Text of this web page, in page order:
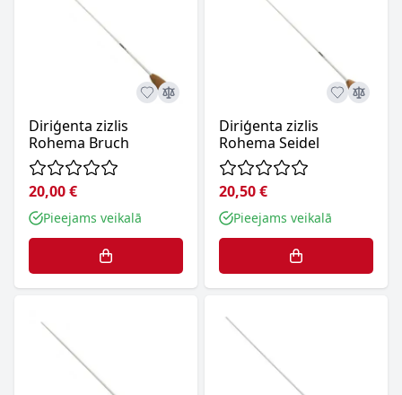
Diriģenta zizlis
Rohema Bruch
20,00 €
Pieejams veikalā
Diriģenta zizlis
Rohema Seidel
20,50 €
Pieejams veikalā